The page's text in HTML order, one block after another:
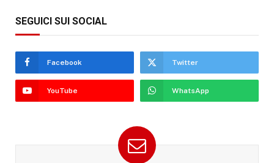
SEGUICI SUI SOCIAL
Facebook Twitter
YouTube WhatsApp